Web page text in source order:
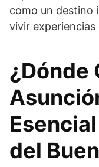
como un destino
vivir experiencias
¿Dónde
del